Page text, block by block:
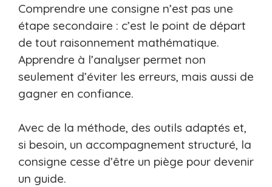
Comprendre une consigne n’est pas une
étape secondaire : c’est le point de départ
de tout raisonnement mathématique.
Apprendre à l’analyser permet non
seulement d’éviter les erreurs, mais aussi de
gagner en confiance.
Avec de la méthode, des outils adaptés et,
si besoin, un accompagnement structuré, la
consigne cesse d’être un piège pour devenir
un guide.